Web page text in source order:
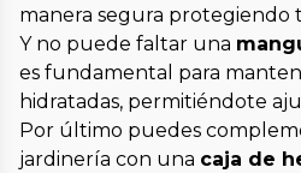
manera segura protegiendo
Y no puede faltar una
es fundamental para
hidratadas, permitiéndote
Por último puedes
jardinería con una caja de